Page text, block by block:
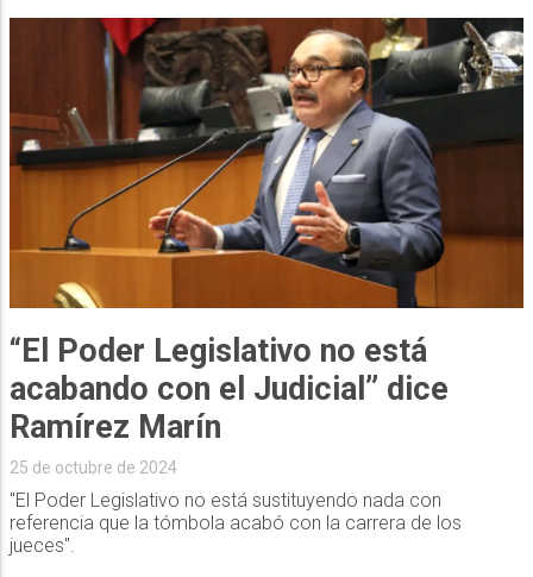
“El Poder Legislativo no está
acabando con el Judicial” dice
Ramírez Marín
25 de octubre de 2024
"El Poder Legislativo no está sustituyendo nada con
referencia que la tómbola acabó con la carrera de los
jueces".